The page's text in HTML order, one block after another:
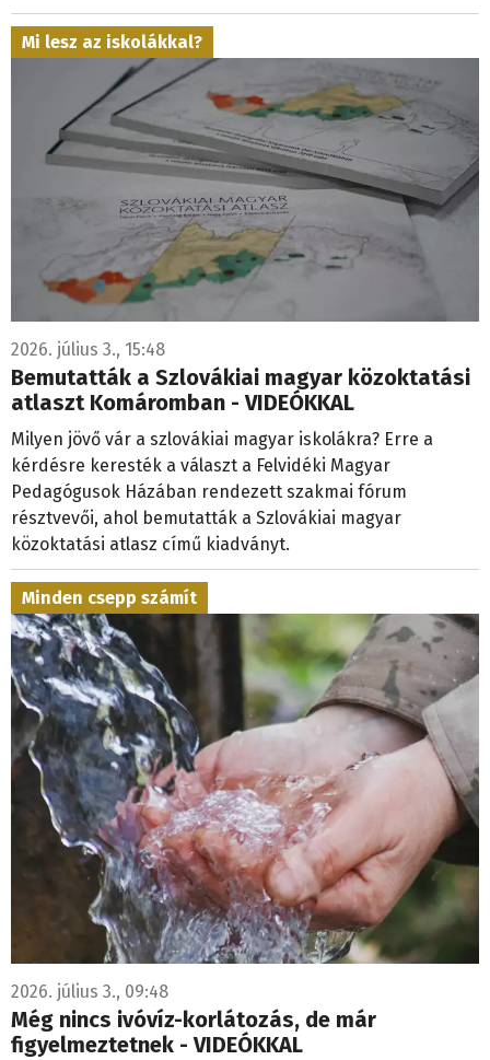
Mi lesz az iskolákkal?
2026. július 3., 15:48
Bemutatták a Szlovákiai magyar közoktatási
atlaszt Komáromban - VIDEÓKKAL
Milyen jövő vár a szlovákiai magyar iskolákra? Erre a
kérdésre keresték a választ a Felvidéki Magyar
Pedagógusok Házában rendezett szakmai fórum
résztvevői, ahol bemutatták a Szlovákiai magyar
közoktatási atlasz című kiadványt.
Minden csepp számít
2026. július 3., 09:48
Még nincs ivóvíz-korlátozás, de már
figyelmeztetnek - VIDEÓKKAL